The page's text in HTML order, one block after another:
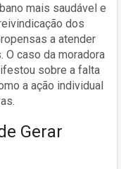
mais saudável e
dos
a atender
caso da moradora
sobre a falta
a ação individual
Gerar